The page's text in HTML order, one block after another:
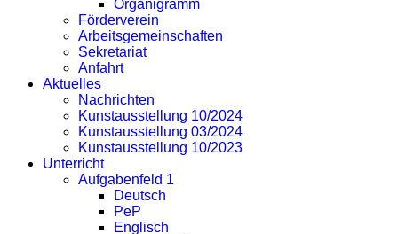
Organigramm
Förderverein
Arbeitsgemeinschaften
Sekretariat
Anfahrt
Aktuelles
Nachrichten
Kunstausstellung 10/2024
Kunstausstellung 03/2024
Kunstausstellung 10/2023
Unterricht
Aufgabenfeld 1
Deutsch
PeP
Englisch